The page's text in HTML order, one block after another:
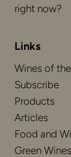
right now?
Links
Wines of
Subscribe
Products
Articles
Food and
Green Wines